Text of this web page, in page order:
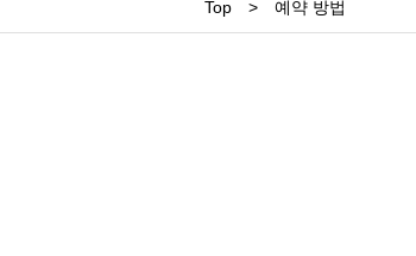
Top 예약 방법